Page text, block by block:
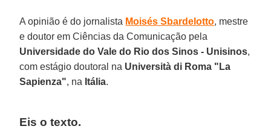
A opinião é do jornalista Moisés Sbardelotto, mestre
e doutor em Ciências da Comunicação pela
Universidade do Vale do Rio dos Sinos - Unisinos,
com estágio doutoral na Università di Roma "La
Sapienza", na Itália.
Eis o texto.